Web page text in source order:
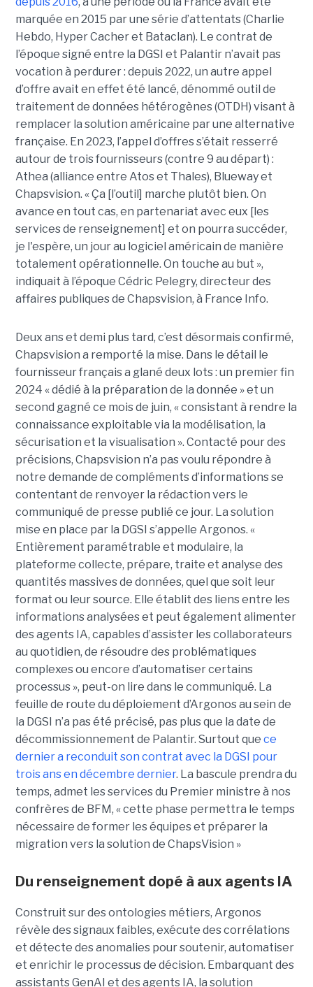
marquée en 2015 par une série d’attentats (Charlie
Hebdo, Hyper Cacher et Bataclan). Le contrat de
l’époque signé entre la DGSI et Palantir n’avait pas
vocation à perdurer : depuis 2022, un autre appel
d’offre avait en effet été lancé, dénommé outil de
traitement de données hétérogènes (OTDH) visant à
remplacer la solution américaine par une alternative
française. En 2023, l’appel d’offres s’était resserré
autour de trois fournisseurs (contre 9 au départ) :
Athea (alliance entre Atos et Thales), Blueway et
Chapsvision. « Ça [l’outil] marche plutôt bien. On
avance en tout cas, en partenariat avec eux [les
services de renseignement] et on pourra succéder,
je l'espère, un jour au logiciel américain de manière
totalement opérationnelle. On touche au but »,
indiquait à l’époque Cédric Pelegry, directeur des
affaires publiques de Chapsvision, à France Info.
Deux ans et demi plus tard, c’est désormais confirmé,
Chapsvision a remporté la mise. Dans le détail le
fournisseur français a glané deux lots : un premier fin
2024 « dédié à la préparation de la donnée » et un
second gagné ce mois de juin, « consistant à rendre la
connaissance exploitable via la modélisation, la
sécurisation et la visualisation ». Contacté pour des
précisions, Chapsvision n’a pas voulu répondre à
notre demande de compléments d’informations se
contentant de renvoyer la rédaction vers le
communiqué de presse publié ce jour. La solution
mise en place par la DGSI s’appelle Argonos. «
Entièrement paramétrable et modulaire, la
plateforme collecte, prépare, traite et analyse des
quantités massives de données, quel que soit leur
format ou leur source. Elle établit des liens entre les
informations analysées et peut également alimenter
des agents IA, capables d’assister les collaborateurs
au quotidien, de résoudre des problématiques
complexes ou encore d’automatiser certains
processus », peut-on lire dans le communiqué. La
feuille de route du déploiement d’Argonos au sein de
la DGSI n’a pas été précisé, pas plus que la date de
décommissionnement de Palantir. Surtout que ce
dernier a reconduit son contrat avec la DGSI pour
trois ans en décembre dernier. La bascule prendra du
temps, admet les services du Premier ministre à nos
confrères de BFM, « cette phase permettra le temps
nécessaire de former les équipes et préparer la
migration vers la solution de ChapsVision »
Du renseignement dopé à aux agents IA
Construit sur des ontologies métiers, Argonos
révèle des signaux faibles, exécute des corrélations
et détecte des anomalies pour soutenir, automatiser
et enrichir le processus de décision. Embarquant des
assistants GenAI et des agents IA, la solution